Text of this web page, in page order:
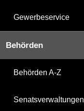
Gewerbeservice
Behörden
Behörden A-Z
Senatsverwaltungen